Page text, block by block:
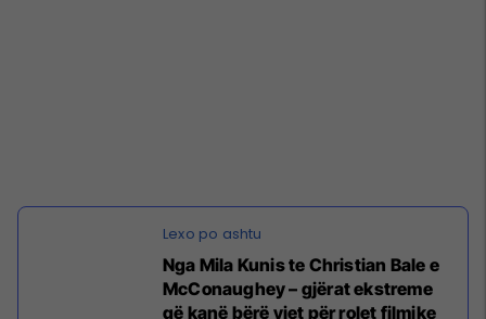
Nga Mila Kunis te Christian Bale e
McConaughey – gjërat ekstreme
që kanë bërë yjet për rolet filmike